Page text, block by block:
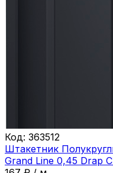
Код: 363512
Штакетник
Grand Line 0,45 Drap